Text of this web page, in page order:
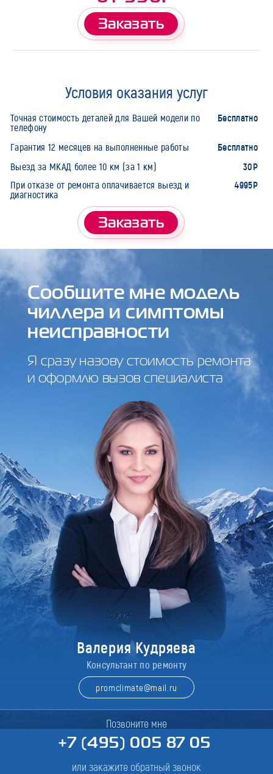
Заказать
Условия оказания услуг
Точная стоимость деталей для Вашей модели по
телефону
Бесплатно
Гарантия 12 месяцев на выполненные работы Бесплатно
Выезд за МКАД более 10 км (за 1 км) 30Р
При отказе от ремонта оплачивается выезд и
диагностика
4995Р
Заказать
Сообщите мне модель
чиллера и симптомы
неисправности
Я сразу назову стоимость ремонта
и оформлю вызов специалиста
Валерия Кудряева
Консультант по ремонту
promclimate@mail.ru
Позвоните мне
+7 (495) 005 87 05
или закажите обратный звонок